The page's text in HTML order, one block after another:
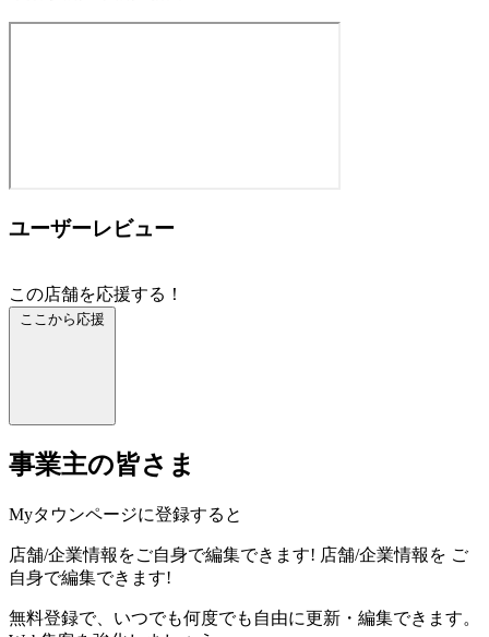
ユーザーレビュー
この店舗を応援する！
ここから応援
事業主の皆さま
Myタウンページに登録すると
店舗/企業情報をご自身で編集できます! 店舗/企業情報を ご
自身で編集できます!
無料登録で、いつでも何度でも自由に更新・編集できます。